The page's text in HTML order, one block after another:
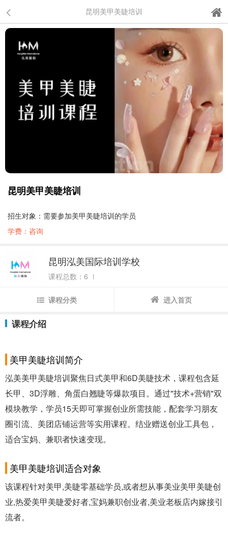
昆明美甲美睫培训
昆明美甲美睫培训
招生对象：需要参加美甲美睫培训的学员
学费：咨询
昆明泓美国际培训学校
课程总数：6
课程分类 进入首页
课程介绍
美甲美睫培训简介
泓美美甲美睫培训聚焦日式美甲和6D美睫技术，课程包含延
长甲、3D浮雕、角蛋白翘睫等爆款项目。通过"技术+营销"双
模块教学，学员15天即可掌握创业所需技能，配套学习朋友
圈引流、美团店铺运营等实用课程。结业赠送创业工具包，
适合宝妈、兼职者快速变现。
美甲美睫培训适合对象
该课程针对美甲,美睫零基础学员,或者想从事美业美甲美睫创
业,热爱美甲美睫爱好者,宝妈兼职创业者,美业老板店内嫁接引
流者。